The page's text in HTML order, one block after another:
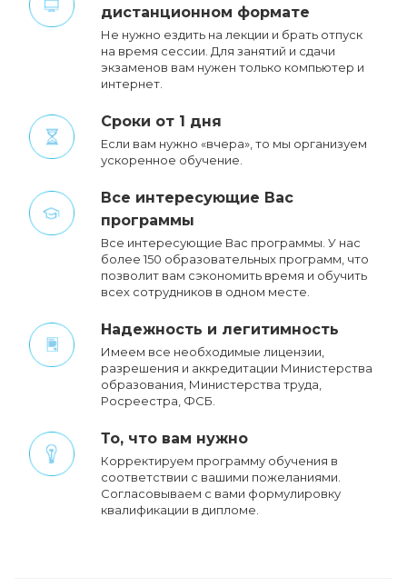
дистанционном формате
Не нужно ездить на лекции и брать отпуск
на время сессии. Для занятий и сдачи
экзаменов вам нужен только компьютер и
интернет.
Сроки от 1 дня
Если вам нужно «вчера», то мы организуем
ускоренное обучение.
Все интересующие Вас
программы
Все интересующие Вас программы. У нас
более 150 образовательных программ, что
позволит вам сэкономить время и обучить
всех сотрудников в одном месте.
Надежность и легитимность
Имеем все необходимые лицензии,
разрешения и аккредитации Министерства
образования, Министерства труда,
Росреестра, ФСБ.
То, что вам нужно
Корректируем программу обучения в
соответствии с вашими пожеланиями.
Cогласовываем с вами формулировку
квалификации в дипломе.